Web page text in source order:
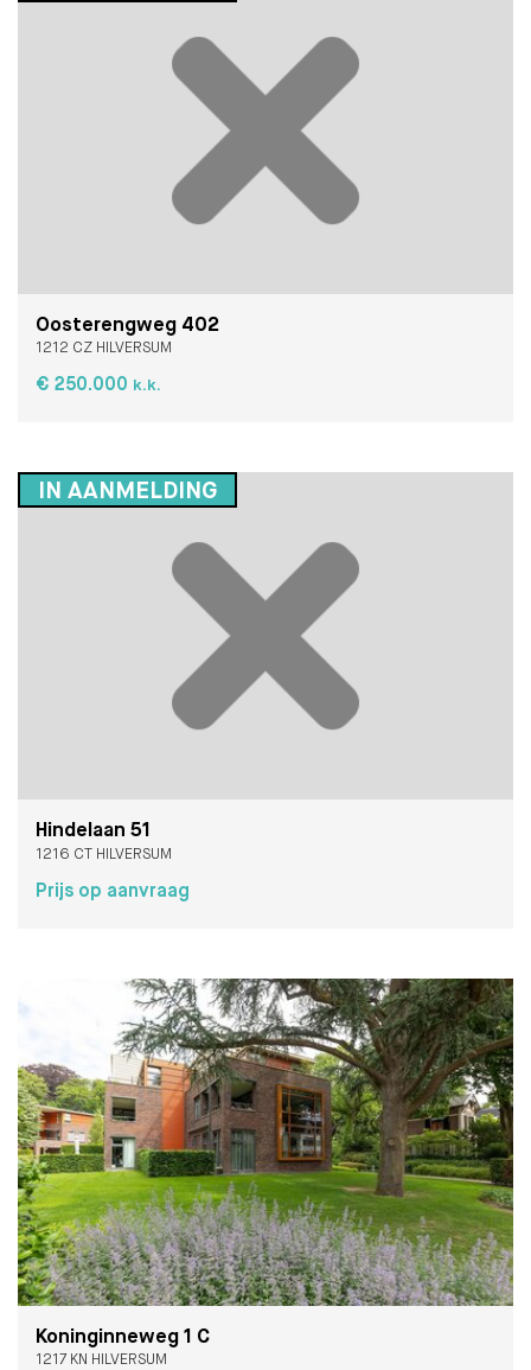
Oosterengweg 402
1212 CZ HILVERSUM
€ 250.000 k.k.
IN AANMELDING
Hindelaan 51
1216 CT HILVERSUM
Prijs op aanvraag
Koninginneweg 1 C
1217 KN HILVERSUM